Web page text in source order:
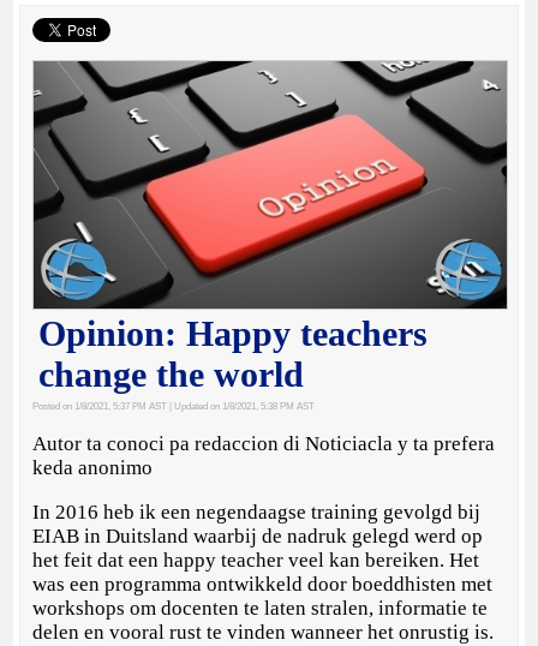
Opinion: Happy teachers
change the world
Posted on 1/8/2021, 5:37 PM AST | Updated on 1/8/2021, 5:38 PM AST
Autor ta conoci pa redaccion di Noticiacla y ta prefera
keda anonimo
In 2016 heb ik een negendaagse training gevolgd bij
EIAB in Duitsland waarbij de nadruk gelegd werd op
het feit dat een happy teacher veel kan bereiken. Het
was een programma ontwikkeld door boeddhisten met
workshops om docenten te laten stralen, informatie te
delen en vooral rust te vinden wanneer het onrustig is.